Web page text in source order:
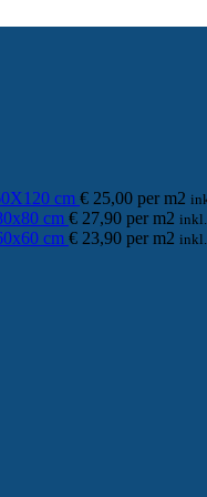
cm € 25,00 per m2
cm € 27,90 per m2
cm € 23,90 per m2